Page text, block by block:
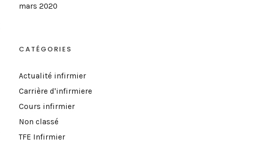
mars 2020
CATÉGORIES
Actualité infirmier
Carrière d'infirmiere
Cours infirmier
Non classé
TFE Infirmier